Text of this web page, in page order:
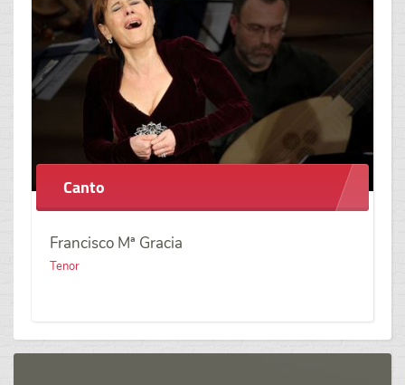
Canto
Francisco Mª Gracia
Tenor